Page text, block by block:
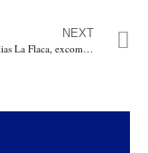
NEXT
A la cárcel alias La Flaca, excompañera sentimental de alias Otoniel, y cinco más que almacenaban, distribuían y lavaban dineros del “Clan del Golfo’”